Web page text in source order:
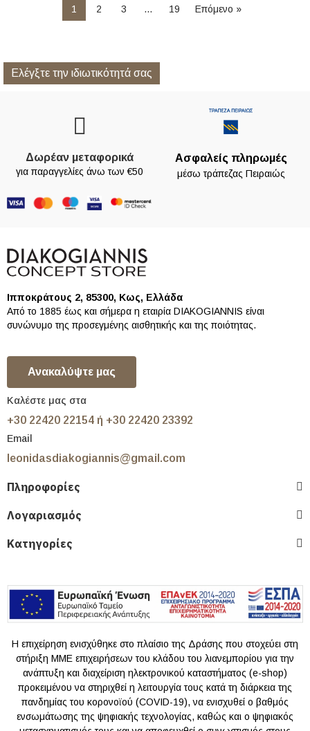
1 2 3 … 19 Επόμενο »
Ελέγξτε την ιδιωτικότητά σας
Δωρέαν μεταφορικά
για παραγγελίες άνω των €50
Ασφαλείς πληρωμές
μέσω τράπεζας Πειραιώς
Ιπποκράτους 2, 85300, Κως, Ελλάδα
Από το 1885 έως και σήμερα η εταιρία DIAKOGIANNIS είναι
συνώνυμο της προσεγμένης αισθητικής και της ποιότητας.
Ανακαλύψτε μας
Καλέστε μας στα
+30 22420 22154 ή +30 22420 23392
Email
leonidasdiakogiannis@gmail.com
Πληροφορίες
Λογαριασμός
Κατηγορίες
Η επιχείρηση ενισχύθηκε στο πλαίσιο της Δράσης που στοχεύει στη
στήριξη ΜΜΕ επιχειρήσεων του κλάδου του λιανεμπορίου για την
ανάπτυξη και διαχείριση ηλεκτρονικού καταστήματος (e-shop)
προκειμένου να στηριχθεί η λειτουργία τους κατά τη διάρκεια της
πανδημίας του κoρονοϊού (COVID-19), να ενισχυθεί ο βαθμός
ενσωμάτωσης της ψηφιακής τεχνολογίας, καθώς και ο ψηφιακός